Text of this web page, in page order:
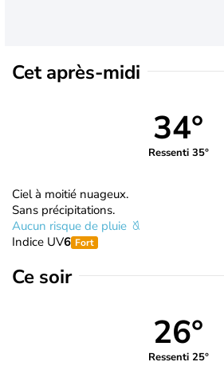
Cet après-midi
34°
Ressenti 35°
Ciel à moitié nuageux.
Sans précipitations.
Aucun risque de pluie
Indice UV6 Fort
Ce soir
26°
Ressenti 25°